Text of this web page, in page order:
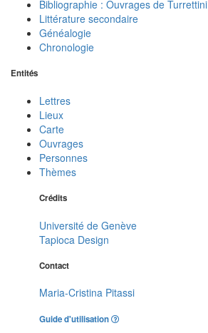
Bibliographie : Ouvrages de Turrettini
Littérature secondaire
Généalogie
Chronologie
Entités
Lettres
Lieux
Carte
Ouvrages
Personnes
Thèmes
Crédits
Université de Genève
Tapioca Design
Contact
Maria-Cristina Pitassi
Guide d'utilisation